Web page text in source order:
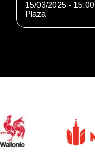
15/03/2025 - 15:00
Plaza